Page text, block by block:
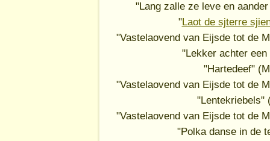
"Lang zalle ze leve en
"Laot de sjterre
"Vastelaovend van Eijsde tot de
"Lekker achter een
"Hartedeef"
"Vastelaovend van Eijsde tot de
"Lentekriebels"
"Vastelaovend van Eijsde tot de
"Polka danse in de